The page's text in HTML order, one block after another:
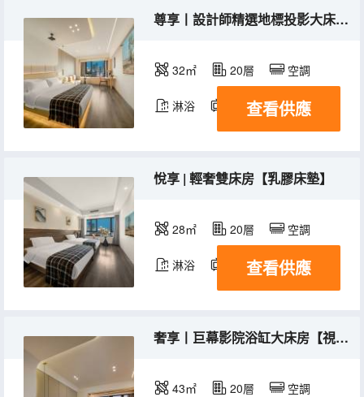
尊享丨設計師精選地標投影大床房【獨立洗衣機+智能馬桶+超清投影】
32㎡ 20層 空調
淋浴 電視機
查看供應
悅享 | 輕奢雙床房【乳膠床墊】
28㎡ 20層 空調
淋浴 電視機
查看供應
奢享丨巨幕影院浴缸大床房【視頻會員+乳膠床墊】
43㎡ 20層 空調